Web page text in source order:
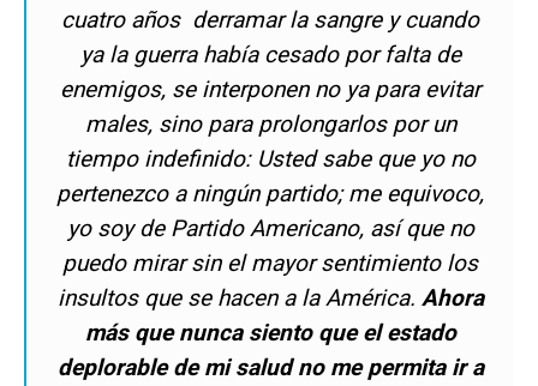
cuatro años derramar la sangre y cuando
ya la guerra había cesado por falta de
enemigos, se interponen no ya para evitar
males, sino para prolongarlos por un
tiempo indefinido: Usted sabe que yo no
pertenezco a ningún partido; me equivoco,
yo soy de Partido Americano, así que no
puedo mirar sin el mayor sentimiento los
insultos que se hacen a la América. Ahora
más que nunca siento que el estado
deplorable de mi salud no me permita ir a